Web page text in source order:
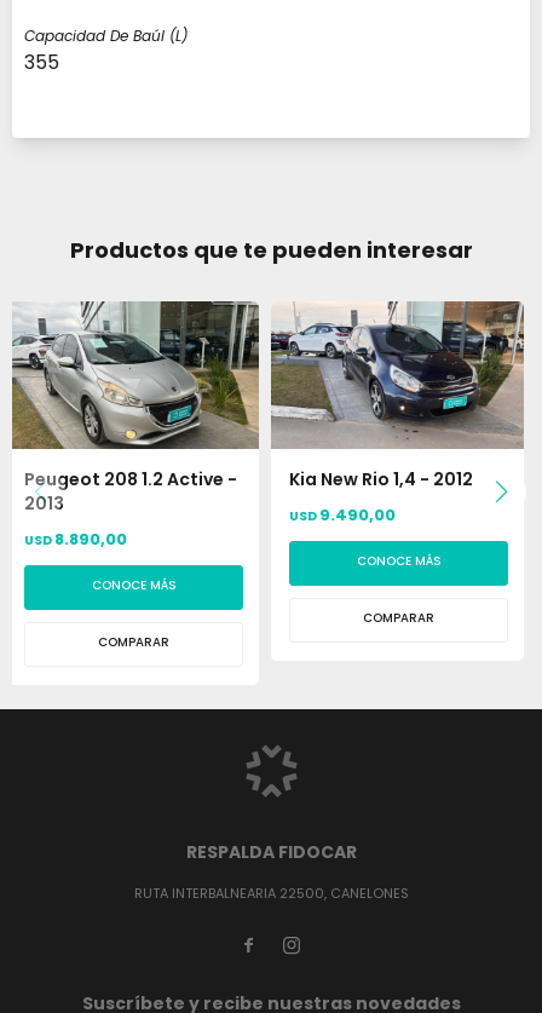
Capacidad De Baúl (l)
355
Productos que te pueden interesar
Peugeot 208 1.2 Active -
2013
USD 8.890,00
CONOCE MÁS
COMPARAR
Kia New Rio 1,4 - 2012
USD 9.490,00
CONOCE MÁS
COMPARAR
RESPALDA FIDOCAR
RUTA INTERBALNEARIA 22500, CANELONES
 
Suscríbete y recibe nuestras novedades